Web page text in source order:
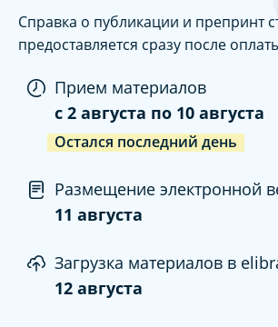
Справка о публикации и препринт
предоставляется сразу после
Прием материалов
c 2 августа по 10 августа
Остался последний день
Размещение электронной
11 августа
Загрузка материалов в
12 августа